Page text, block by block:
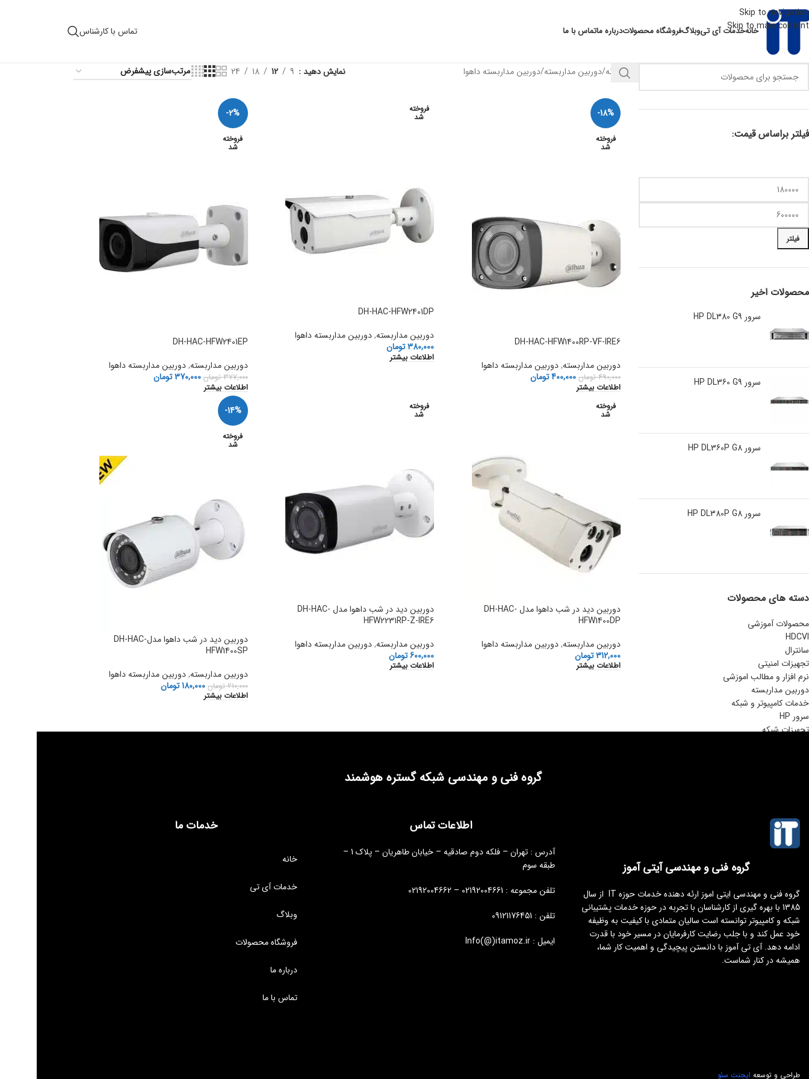
Skip to navigation
Skip to main content
خانهخدمات آی تیوبلاگفروشگاه محصولاتدرباره ماتماس با ما تماس با کارشناس
فیلتر براساس قیمت:
فیلتر
محصولات اخیر
سرور HP DL380 G9
سرور HP DL360 G9
سرور HP DL360P G8
سرور HP DL380P G8
دسته های محصولات
محصولات آموزشی
HDCVI
سانترال
تجهیزات امنیتی
نرم افزار و مطالب اموزشی
دوربین مداربسته
خدمات کامپیوتر و شبکه
سرور HP
تجهیزات شبکه
خانه دوربین مداربسته دوربین مداربسته داهوا نمایش دهید 9
12
18
24
-18%
فروخته
شد
DH-HAC-HFW1400RP-VF-IRE6
دوربین مداربسته,دوربین مداربسته داهوا
490,000 تومان 400,000تومان
اطلاعات بیشتر
فروخته
شد
DH-HAC-HFW2401DP
دوربین مداربسته,دوربین مداربسته داهوا
380,000تومان
اطلاعات بیشتر
-2%
فروخته
شد
DH-HAC-HFW2401EP
دوربین مداربسته,دوربین مداربسته داهوا
377,000 تومان 370,000تومان
اطلاعات بیشتر
فروخته
شد
دوربین دید در شب داهوا مدل DH-HAC-
HFW1400DP
دوربین مداربسته,دوربین مداربسته داهوا
312,000تومان
اطلاعات بیشتر
فروخته
شد
دوربین دید در شب داهوا مدل DH-HAC-
HFW2231RP-Z-IRE6
دوربین مداربسته,دوربین مداربسته داهوا
600,000تومان
اطلاعات بیشتر
-14%
فروخته
شد
دوربین دید در شب داهوا مدلDH-HAC-
HFW1400SP
دوربین مداربسته,دوربین مداربسته داهوا
210,000 تومان 180,000تومان
اطلاعات بیشتر
گروه فنی و مهندسی شبکه گستره هوشمند
گروه فنی و مهندسی آیتی آموز
گروه فنی و مهندسی ایتی اموز ارئه دهنده خدمات حوزه IT از سال
1385 با بهره گیری از کارشناسان با تجربه در حوزه خدمات پشتیبانی
شبکه و کامپیوتر توانسته است سالیان متمادی با کیفیت به وظیفه
خود عمل کند و با جلب رضایت کارفرمایان در مسیر خود با قدرت
ادامه دهد. آی تی آموز با دانستن پیچیدگی و اهمیت کار شما،
همیشه در کنار شماست.
اطلاعات تماس
آدرس : تهران – فلکه دوم صادقیه – خیابان طاهریان – پلاک 1 –
طبقه سوم
تلفن مجموعه : 02192004661 – 02192004662
تلفن : 09121176451
ایمیل : Info(@)itamoz.ir
خدمات ما
خانه
خدمات آی تی
وبلاگ
فروشگاه محصولات
درباره ما
تماس با ما
طراحی و توسعه ایجنت سئو